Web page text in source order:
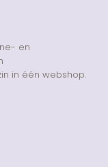
en
in één webshop.